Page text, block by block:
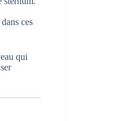
ces
qui